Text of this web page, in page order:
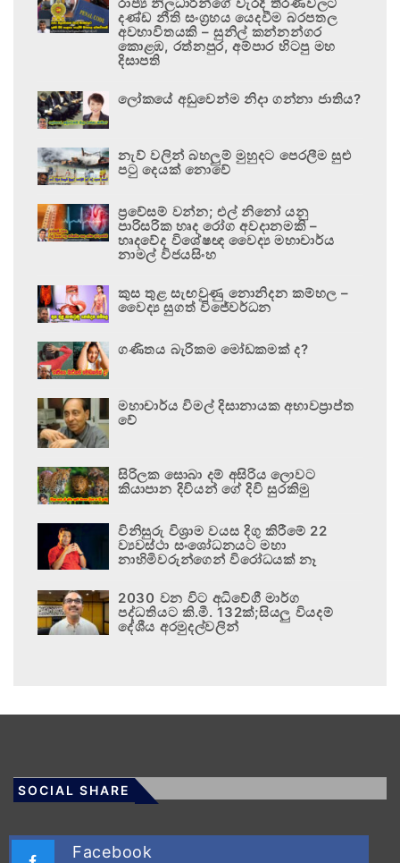
දණ්ඩ නීති සංග්‍රහය යෙදවීම බරපතල
අවභාවිතයකි – සුනිල් කන්නන්ගර
කොළඹ, රත්නපුර, අම්පාර හිටපු මහ
දිසාපති
ලෝකයේ අඩුවෙන්ම නිදා ගන්නා ජාතිය?
නැව් වලින් බහලුම් මුහුදට පෙරලීම සුළු
පටු දෙයක් නොවේ
ප්‍රවේසම් වන්න; එල් නිනෝ යනු
පාරිසරික හෘද රෝග අවදානමකි –
හෘදවේද විශේෂඥ වෛද්‍ය මහාචාර්ය
නාමල් විජයසිංහ
කුස තුළ සැඟවුණු නොනිදන කම්හල –
වෛද්‍ය සුගත් විජේවර්ධන
ගණිතය බැරිකම මෝඩකමක් ද?
මහාචාර්ය විමල් දිසානායක අභාවප්‍රාප්ත
වේ
සිරිලක සොබා දම් අසිරිය ලොවට
කියාපාන දිවියන් ගේ දිවි සුරකිමු
විනිසුරු විශ්‍රාම වයස දිගු කිරීමේ 22
ව්‍යවස්ථා සංශෝධනයට මහා
නාහිමිවරුන්ගෙන් විරෝධයක් නෑ
2030 වන විට අධිවේගී මාර්ග
පද්ධතියට කි.මී. 132ක්;සියලු වියදම්
දේශීය අරමුදල්වලින්
SOCIAL SHARE
Facebook